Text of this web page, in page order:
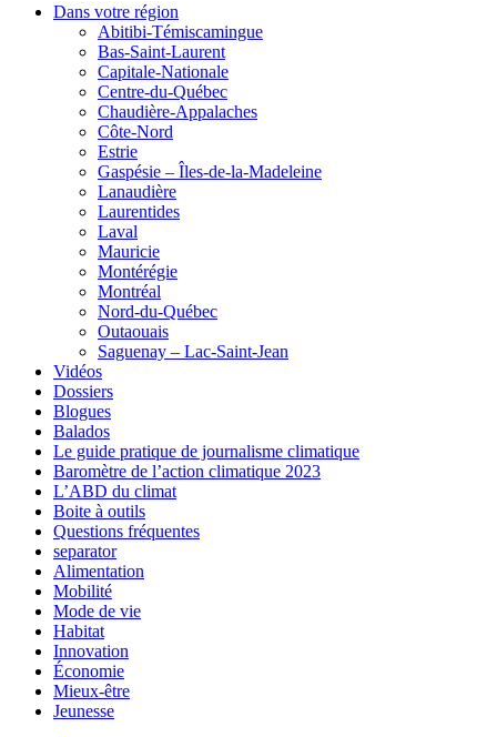
Dans votre région
Abitibi-Témiscamingue
Bas-Saint-Laurent
Capitale-Nationale
Centre-du-Québec
Chaudière-Appalaches
Côte-Nord
Estrie
Gaspésie – Îles-de-la-Madeleine
Lanaudière
Laurentides
Laval
Mauricie
Montérégie
Montréal
Nord-du-Québec
Outaouais
Saguenay – Lac-Saint-Jean
Vidéos
Dossiers
Blogues
Balados
Le guide pratique de journalisme climatique
Baromètre de l’action climatique 2023
L’ABD du climat
Boite à outils
Questions fréquentes
separator
Alimentation
Mobilité
Mode de vie
Habitat
Innovation
Économie
Mieux-être
Jeunesse